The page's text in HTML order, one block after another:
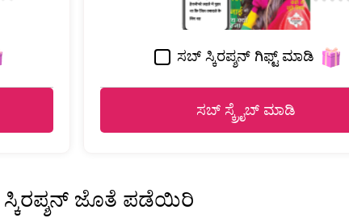
ಸಬ್ ಸ್ಕಿರಪ್ಶನ್ ಗಿಫ್ಟ್ ಮಾಡಿ
ಸಬ್ ಸ್ಕ್ರೈಬ್ ಮಾಡಿ
ಜೊತೆ ಪಡೆಯಿರಿ